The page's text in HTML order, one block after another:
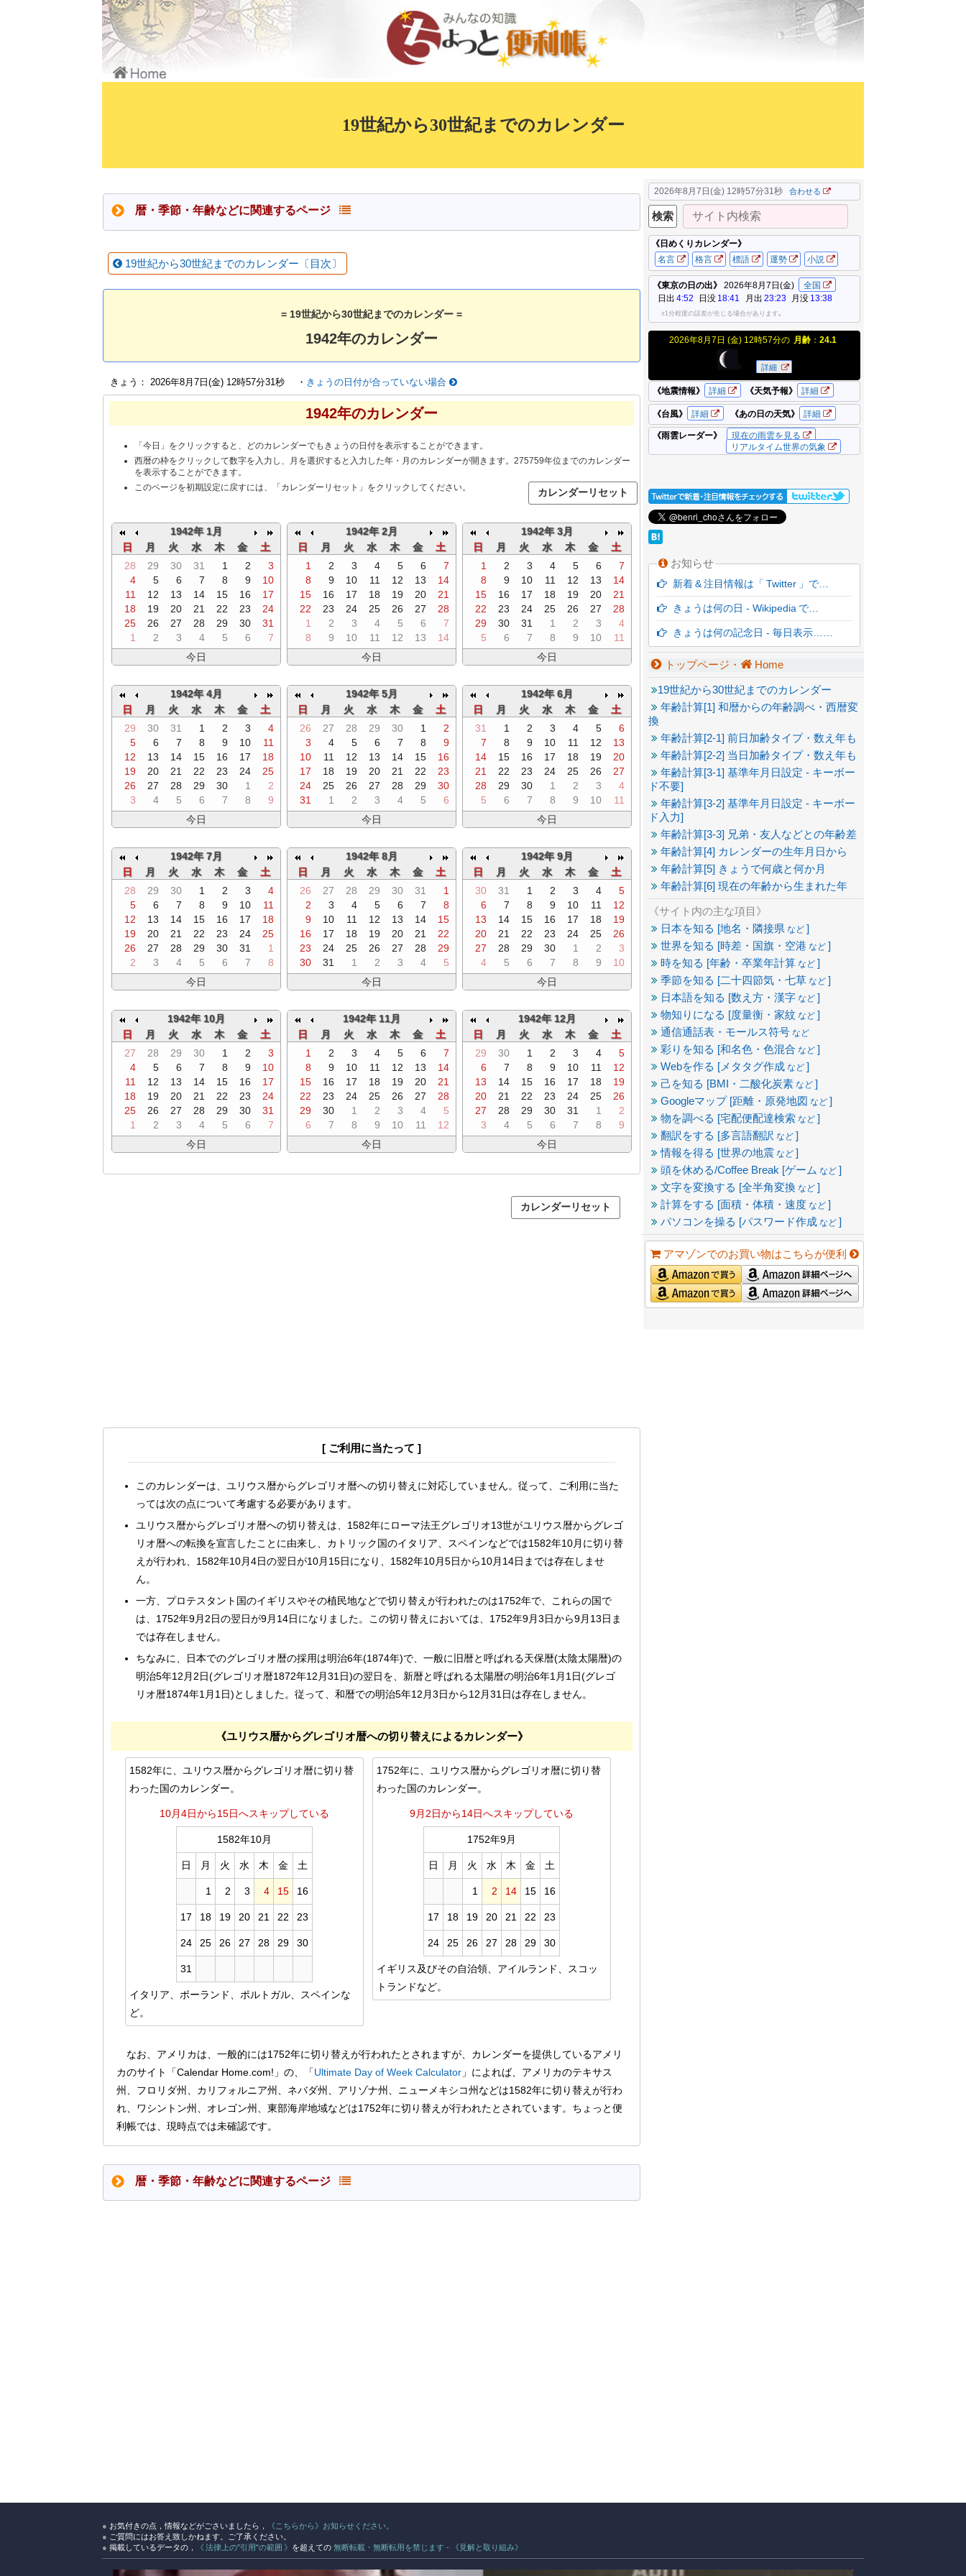
19世紀から30世紀までのカレンダー
暦・季節・年齢などに関連するページ
19世紀から30世紀までのカレンダー〔目次〕
= 19世紀から30世紀までのカレンダー =
1942年のカレンダー
きょう： 2026年8月7日(金) 12時57分32秒 ・ きょうの日付が合っていない場合
1942年のカレンダー
「今日」をクリックすると、どのカレンダーでもきょうの日付を表示することができます。
西暦の枠をクリックして数字を入力し、月を選択すると入力した年・月のカレンダーが開きます。275759年位までのカレンダー
を表示することができます。
このページを初期設定に戻すには、「カレンダーリセット」をクリックしてください。
1942年 1月
日
月 火 水 木 金
土
28
29 30 31 1 2
3
4
5 6 7 8 9
10
11
12 13 14 15 16
17
18
19 20 21 22 23
24
25
26 27 28 29 30
31
1
2 3 4 5 6
7
今日
1942年 2月
日
月 火 水 木 金
土
1
2 3 4 5 6
7
8
9 10 11 12 13
14
15
16 17 18 19 20
21
22
23 24 25 26 27
28
1
2 3 4 5 6
7
8
9 10 11 12 13
14
今日
1942年 3月
日
月 火 水 木 金
土
1
2 3 4 5 6
7
8
9 10 11 12 13
14
15
16 17 18 19 20
21
22
23 24 25 26 27
28
29
30 31 1 2 3
4
5
6 7 8 9 10
11
今日
1942年 4月
日
月 火 水 木 金
土
29
30 31 1 2 3
4
5
6 7 8 9 10
11
12
13 14 15 16 17
18
19
20 21 22 23 24
25
26
27 28 29 30 1
2
3
4 5 6 7 8
9
今日
1942年 5月
日
月 火 水 木 金
土
26
27 28 29 30 1
2
3
4 5 6 7 8
9
10
11 12 13 14 15
16
17
18 19 20 21 22
23
24
25 26 27 28 29
30
31
1 2 3 4 5
6
今日
1942年 6月
日
月 火 水 木 金
土
31
1 2 3 4 5
6
7
8 9 10 11 12
13
14
15 16 17 18 19
20
21
22 23 24 25 26
27
28
29 30 1 2 3
4
5
6 7 8 9 10
11
今日
1942年 7月
日
月 火 水 木 金
土
28
29 30 1 2 3
4
5
6 7 8 9 10
11
12
13 14 15 16 17
18
19
20 21 22 23 24
25
26
27 28 29 30 31
1
2
3 4 5 6 7
8
今日
1942年 8月
日
月 火 水 木 金
土
26
27 28 29 30 31
1
2
3 4 5 6 7
8
9
10 11 12 13 14
15
16
17 18 19 20 21
22
23
24 25 26 27 28
29
30
31 1 2 3 4
5
今日
1942年 9月
日
月 火 水 木 金
土
30
31 1 2 3 4
5
6
7 8 9 10 11
12
13
14 15 16 17 18
19
20
21 22 23 24 25
26
27
28 29 30 1 2
3
4
5 6 7 8 9
10
今日
1942年 10月
日
月 火 水 木 金
土
27
28 29 30 1 2
3
4
5 6 7 8 9
10
11
12 13 14 15 16
17
18
19 20 21 22 23
24
25
26 27 28 29 30
31
1
2 3 4 5 6
7
今日
1942年 11月
日
月 火 水 木 金
土
1
2 3 4 5 6
7
8
9 10 11 12 13
14
15
16 17 18 19 20
21
22
23 24 25 26 27
28
29
30 1 2 3 4
5
6
7 8 9 10 11
12
今日
1942年 12月
日
月 火 水 木 金
土
29
30 1 2 3 4
5
6
7 8 9 10 11
12
13
14 15 16 17 18
19
20
21 22 23 24 25
26
27
28 29 30 31 1
2
3
4 5 6 7 8
9
今日
[ ご利用に当たって ]
このカレンダーは、ユリウス暦からグレゴリオ暦への切り替えに対応していません。従って、ご利用に当た
っては次の点について考慮する必要があります。
ユリウス暦からグレゴリオ暦への切り替えは、1582年にローマ法王グレゴリオ13世がユリウス暦からグレゴ
リオ暦への転換を宣言したことに由来し、カトリック国のイタリア、スペインなどでは1582年10月に切り替
えが行われ、1582年10月4日の翌日が10月15日になり、1582年10月5日から10月14日までは存在しませ
ん。
一方、プロテスタント国のイギリスやその植民地などで切り替えが行われたのは1752年で、これらの国で
は、1752年9月2日の翌日が9月14日になりました。この切り替えにおいては、1752年9月3日から9月13日ま
では存在しません。
ちなみに、日本でのグレゴリオ暦の採用は明治6年(1874年)で、一般に旧暦と呼ばれる天保暦(太陰太陽暦)の
明治5年12月2日(グレゴリオ暦1872年12月31日)の翌日を、新暦と呼ばれる太陽暦の明治6年1月1日(グレゴ
リオ暦1874年1月1日)としました。従って、和暦での明治5年12月3日から12月31日は存在しません。
《ユリウス暦からグレゴリオ暦への切り替えによるカレンダー》
1582年に、ユリウス暦からグレゴリオ暦に切り替
わった国のカレンダー。
10月4日から15日へスキップしている
1582年10月
日 月 火 水 木 金 土
1 2 3 4 15 16
17 18 19 20 21 22 23
24 25 26 27 28 29 30
31
イタリア、ポーランド、ポルトガル、スペインな
ど。
1752年に、ユリウス暦からグレゴリオ暦に切り替
わった国のカレンダー。
9月2日から14日へスキップしている
1752年9月
日 月 火 水 木 金 土
1 2 14 15 16
17 18 19 20 21 22 23
24 25 26 27 28 29 30
イギリス及びその自治領、アイルランド、スコッ
トランドなど。
なお、アメリカは、一般的には1752年に切り替えが行われたとされますが、カレンダーを提供しているアメリ
カのサイト「Calendar Home.com!」の、「Ultimate Day of Week Calculator 」によれば、アメリカのテキサス
州、フロリダ州、カリフォルニア州、ネバダ州、アリゾナ州、ニューメキシコ州などは1582年に切り替えが行わ
れ、ワシントン州、オレゴン州、東部海岸地域などは1752年に切り替えが行われたとされています。ちょっと便
利帳では、現時点では未確認です。
暦・季節・年齢などに関連するページ
2026年8月7日(金) 12時57分32秒 合わせる
お知らせ
新着 & 注目情報は「 Twitter 」で…
きょうは何の日 - Wikipedia で…
きょうは何の記念日 - 毎日表示……
トップページ・ Home
19世紀から30世紀までのカレンダー
年齢計算[1] 和暦からの年齢調べ・西暦変
換
年齢計算[2-1] 前日加齢タイプ・数え年も
年齢計算[2-2] 当日加齢タイプ・数え年も
年齢計算[3-1] 基準年月日設定 - キーボー
ド不要]
年齢計算[3-2] 基準年月日設定 - キーボー
ド入力]
年齢計算[3-3] 兄弟・友人などとの年齢差
年齢計算[4] カレンダーの生年月日から
年齢計算[5] きょうで何歳と何か月
年齢計算[6] 現在の年齢から生まれた年
《サイト内の主な項目》
日本を知る [地名・隣接県 など ]
世界を知る [時差・国旗・空港 など ]
時を知る [年齢・卒業年計算 など ]
季節を知る [二十四節気・七草 など ]
日本語を知る [数え方・漢字 など ]
物知りになる [度量衡・家紋 など ]
通信通話表・モールス符号 など
彩りを知る [和名色・色混合 など ]
Webを作る [メタタグ作成 など ]
己を知る [BMI・二酸化炭素 など ]
Googleマップ [距離・原発地図 など ]
物を調べる [宅配便配達検索 など ]
翻訳をする [多言語翻訳 など ]
情報を得る [世界の地震 など ]
頭を休める/Coffee Break [ゲーム など ]
文字を変換する [全半角変換 など ]
計算をする [面積・体積・速度 など ]
パソコンを操る [パスワード作成 など ]
アマゾンでのお買い物はこちらが便利
● お気付きの点，情報などがごさいましたら，
《こちらから》お知らせください。
● ご質問にはお答え致しかねます。ご了承ください。
● 掲載しているデータの， 《 法律上の"引用"の範囲 》 を超えての 無断転載・無断転用を禁じます - 《見解と取り組み》